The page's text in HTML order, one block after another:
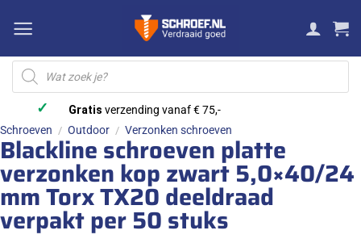
naar
inhoud
Producten
zoeken
✓ Gratis verzending vanaf € 75,-
Schroeven / Outdoor / Verzonken schroeven
Blackline schroeven platte
verzonken kop zwart 5,0×40/24
mm Torx TX20 deeldraad
verpakt per 50 stuks